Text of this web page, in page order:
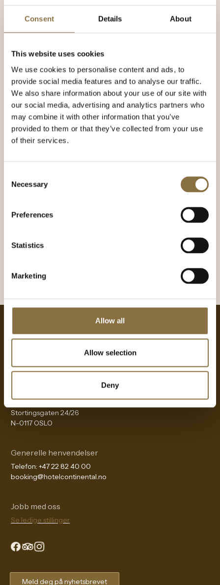
Consent Details About
This website uses cookies
We use cookies to personalise content and ads, to
provide social media features and to analyse our traffic.
We also share information about your use of our site with
our social media, advertising and analytics partners who
may combine it with other information that you’ve
provided to them or that they’ve collected from your use
of their services.
Selection
Necessary
Preferences
Statistics
Marketing
Allow all
Allow selection
Deny
Etternavn
E-post *
Foretrukket språk
Jeg samtykker til å motta nyhetsbrev og
markedsføring.
Kontakt oss
Ta kontakt med oss dersom du har spørsmål!
Adresse
Stortingsgaten 24/26
N-0117 OSLO
Generelle henvendelser
Telefon: +47 22 82 40 00
booking@hotelcontinental.no
Jobb med oss
Se ledige stillinger
Meld deg på nyhetsbrevet